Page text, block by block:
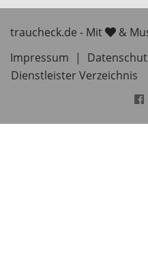
traucheck.de - Mit
&
Impressum
|
Dienstleister Verzeichnis